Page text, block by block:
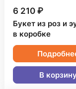
6 210 ₽
Букет из роз и
в коробке
В корзину